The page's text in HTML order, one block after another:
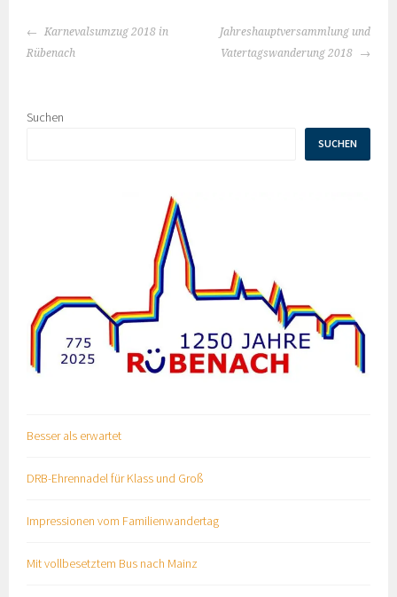
BEITRAGS-
NAVIGATION
Karnevalsumzug 2018 in
Rübenach
Jahreshauptversammlung und
Vatertagswanderung 2018
Suchen
SUCHEN
Besser als erwartet
DRB-Ehrennadel für Klass und Groß
Impressionen vom Familienwandertag
Mit vollbesetztem Bus nach Mainz